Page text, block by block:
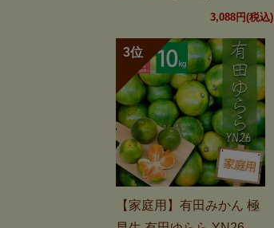
3,088円(税込)
【家庭用】有田みかん 極